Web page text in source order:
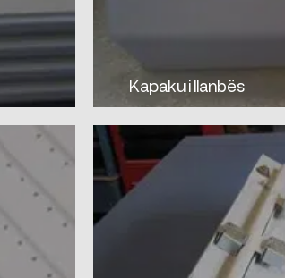
Kapaku i llanbës